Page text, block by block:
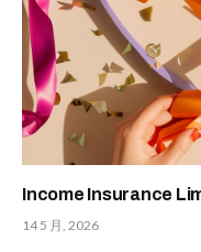
Income Insurance
14 5 月, 2026